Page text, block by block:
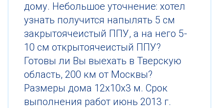
дому. Небольшое уточнение: хотел
узнать получится напылять 5 см
закрытоячеистый ППУ, а на него 5-
10 см открытоячеистый ППУ?
Готовы ли Вы выехать в Тверскую
область, 200 км от Москвы?
Размеры дома 12х10х3 м. Срок
выполнения работ июнь 2013 г.